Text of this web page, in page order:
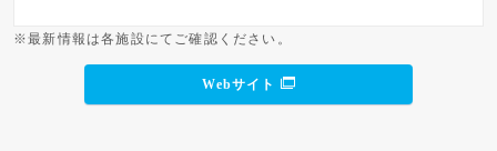
※最新情報は各施設にてご確認ください。
Webサイト